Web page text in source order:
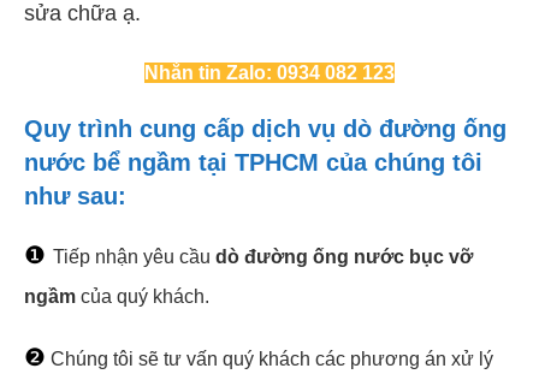
sửa chữa ạ.
Nhắn tin Zalo: 0934 082 123
Quy trình cung cấp dịch vụ dò đường ống
nước bể ngầm tại TPHCM của chúng tôi
như sau:
❶ Tiếp nhận yêu cầu dò đường ống nước bục vỡ
ngầm của quý khách.
❷ Chúng tôi sẽ tư vấn quý khách các phương án xử lý